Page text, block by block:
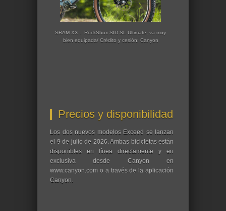
SRAM XX... RockShox SID SL Ultimate, va muy
bien equipada/ Crédito y cesión: Canyon
Precios y disponibilidad
Los dos nuevos modelos Exceed se lanzan
el 9 de julio de 2026. Ambas bicicletas están
disponibles en línea directamente y en
exclusiva desde Canyon en
www.canyon.com o a través de la aplicación
Canyon.